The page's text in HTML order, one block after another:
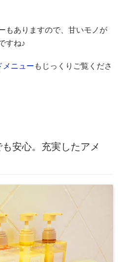
もありますので、甘いモノが
すね♪
メニューもじっくりご覧くださ
安心。充実したアメ